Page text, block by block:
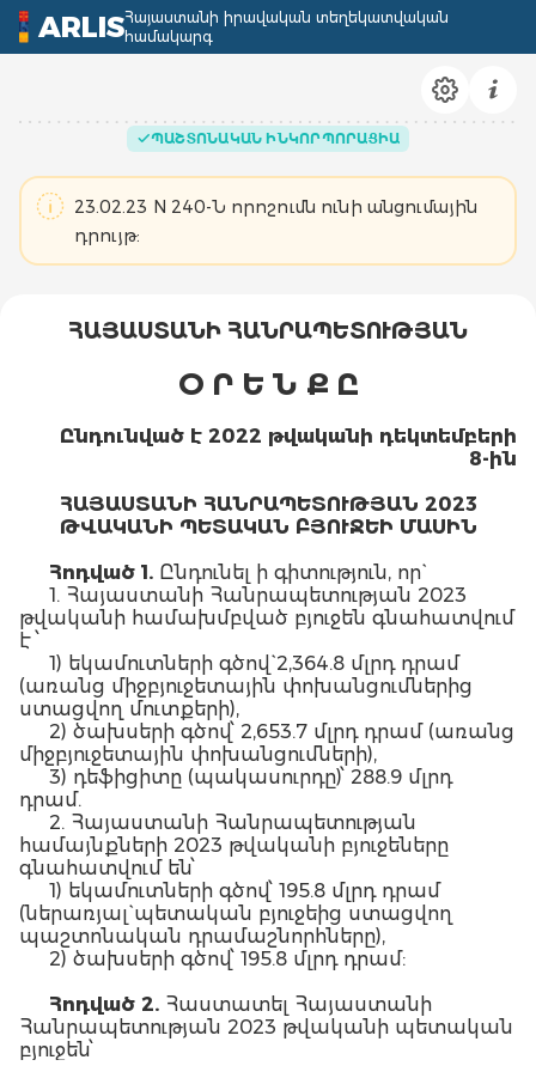
ARLISՀայաստանի իրավական տեղեկատվական
համակարգ
ՊԱՇՏՈՆԱԿԱՆ ԻՆԿՈՐՊՈՐԱՑԻԱ
23.02.23 N 240-Ն որոշումն ունի անցումային
դրույթ:
ՀԱՅԱՍՏԱՆԻ ՀԱՆՐԱՊԵՏՈՒԹՅԱՆ
Օ Ր Ե Ն Ք Ը
Ընդունված է 2022 թվականի դեկտեմբերի
8-ին
ՀԱՅԱՍՏԱՆԻ ՀԱՆՐԱՊԵՏՈՒԹՅԱՆ 2023
ԹՎԱԿԱՆԻ ՊԵՏԱԿԱՆ ԲՅՈՒՋԵԻ ՄԱՍԻՆ
Հոդված 1. Ընդունել ի գիտություն, որ`
1. Հայաստանի Հանրապետության 2023
թվականի համախմբված բյուջեն գնահատվում
է ՝
1) եկամուտների գծով` 2,364.8 մլրդ դրամ
(առանց միջբյուջետային փոխանցումներից
ստացվող մուտքերի),
2) ծախսերի գծով՝ 2,653.7 մլրդ դրամ (առանց
միջբյուջետային փոխանցումների),
3) դեֆիցիտը (պակասուրդը)՝ 288.9 մլրդ
դրամ.
2. Հայաստանի Հանրապետության
համայնքների 2023 թվականի բյուջեները
գնահատվում են՝
1) եկամուտների գծով՝ 195.8 մլրդ դրամ
(ներառյալ` պետական բյուջեից ստացվող
պաշտոնական դրամաշնորհները),
2) ծախսերի գծով՝ 195.8 մլրդ դրամ:
Հոդված 2. Հաստատել Հայաստանի
Հանրապետության 2023 թվականի պետական
բյուջեն՝